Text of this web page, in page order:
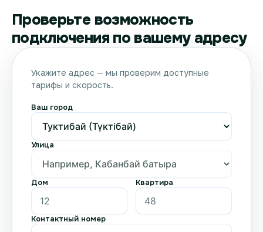
Проверьте возможность
подключения по вашему адресу
Укажите адрес — мы проверим доступные
тарифы и скорость.
Ваш город
Улица
Дом Квартира
Контактный номер